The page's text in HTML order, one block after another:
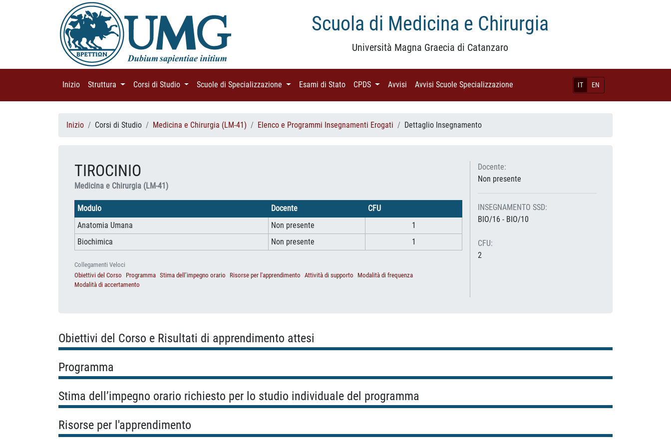
Scuola di Medicina e Chirurgia
Università Magna Graecia di Catanzaro
IT EN
Inizio (current)
Struttura (current)Corsi di Studio (current)Scuole di Specializzazione (current)Esami di Stato (current)
CPDS (current)
Avvisi (current)
Avvisi Scuole Specializzazione
Inizio Corsi di Studio Medicina e Chirurgia (LM-41) Elenco e Programmi Insegnamenti Erogati Dettaglio Insegnamento
TIROCINIO
Medicina e Chirurgia (LM-41)
Modulo Docente
CFU
Anatomia Umana
Non presente
1
Biochimica
Non presente 1
Collegamenti Veloci
Obiettivi del Corso
Programma Stima dell’impegno orario Risorse per l'apprendimento Attività di supporto
Modalità di frequenza
Modalità di accertamento
Docente:
Non presente
INSEGNAMENTO SSD:
BIO/16 - BIO/10
CFU:
2
Obiettivi del Corso e Risultati di apprendimento attesi
Programma
Stima dell’impegno orario richiesto per lo studio individuale del programma
Risorse per l'apprendimento